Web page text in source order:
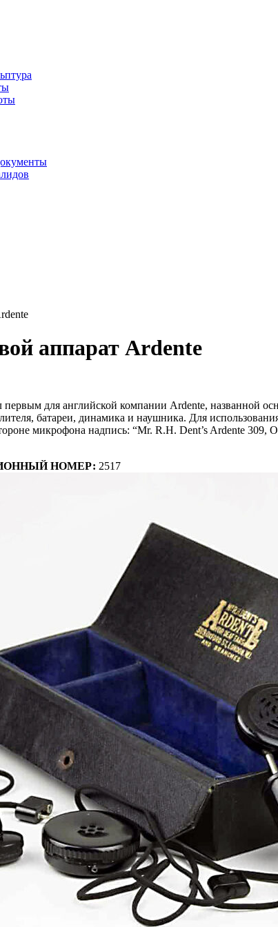
аппарат Ardente
для английской компании Ardente, названной
батареи, динамика и наушника. Для
микрофона надпись: “Mr. R.H. Dent’s Ardente 309,
НОМЕР: 2517